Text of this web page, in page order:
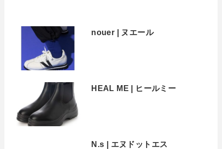
nouer | ヌエール
HEAL ME | ヒールミー
N.s | エヌドットエス